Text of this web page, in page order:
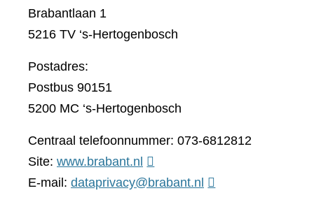
Brabantlaan 1
5216 TV ‘s-Hertogenbosch
Postadres:
Postbus 90151
5200 MC ‘s-Hertogenbosch
Centraal telefoonnummer: 073-6812812
Site: www.brabant.nl (verwijst
naar
E-mail: dataprivacy@brabant.nl